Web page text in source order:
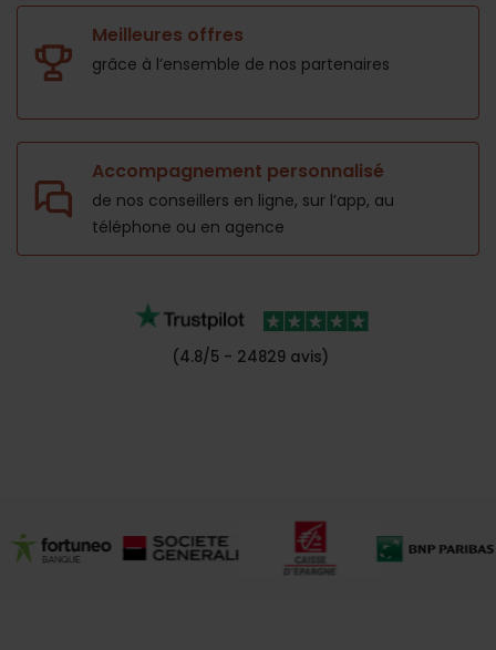
Meilleures offres
grâce à l’ensemble de nos partenaires
Accompagnement personnalisé
de nos conseillers en ligne, sur l’app, au
téléphone ou en agence
(4.8/5 - 24829 avis)